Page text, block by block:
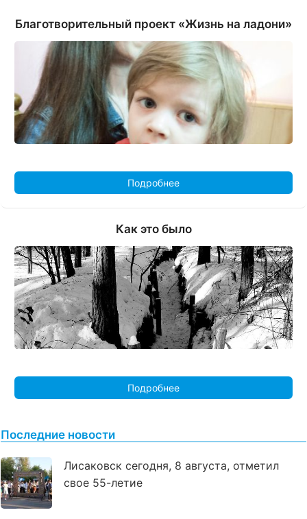
Благотворительный проект «Жизнь на ладони»
Подробнее
Как это было
Подробнее
Последние новости
Лисаковск сегодня, 8 августа, отметил
свое 55-летие